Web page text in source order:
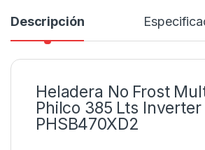
Descripción
Heladera No Frost
Philco 385 Lts Inverter
PHSB470XD2